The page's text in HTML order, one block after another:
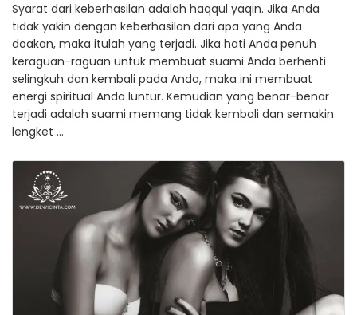
Syarat dari keberhasilan adalah haqqul yaqin. Jika Anda
tidak yakin dengan keberhasilan dari apa yang Anda
doakan, maka itulah yang terjadi. Jika hati Anda penuh
keraguan-raguan untuk membuat suami Anda berhenti
selingkuh dan kembali pada Anda, maka ini membuat
energi spiritual Anda luntur. Kemudian yang benar-benar
terjadi adalah suami memang tidak kembali dan semakin
lengket …